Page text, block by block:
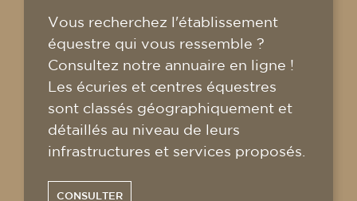
Vous recherchez l'établissement
équestre qui vous ressemble ?
Consultez notre annuaire en ligne !
Les écuries et centres équestres
sont classés géographiquement et
détaillés au niveau de leurs
infrastructures et services proposés.
CONSULTER